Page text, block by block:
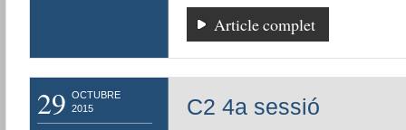
Article complet
29 OCTUBRE
2015
C2 4a sessió